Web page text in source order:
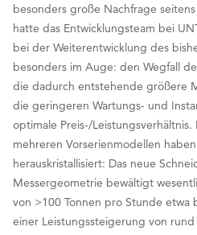
besonders große Nachfrage
hatte das Entwicklungsteam bei
bei der Weiterentwicklung des
besonders im Auge: den Wegfall
die dadurch entstehende größere
die geringeren Wartungs- und
optimale Preis-/
mehreren Vorserienmodellen
herauskristallisiert: Das neue
Messergeometrie bewältigt
von >100 Tonnen pro Stunde etwa
einer Leistungssteigerung von